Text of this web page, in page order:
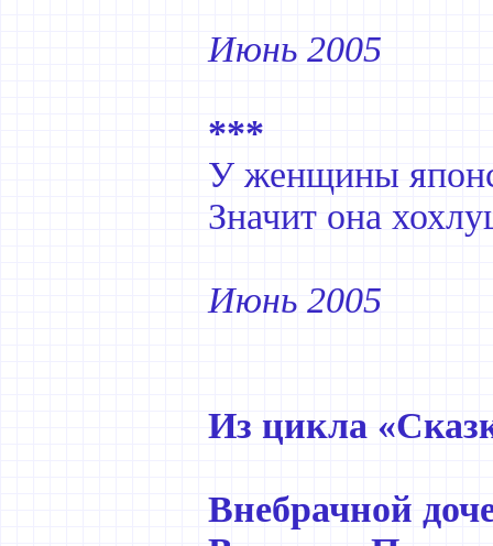
Июнь 2005
***
У женщины
Значит она
Июнь 2005
Из цикла
Внебрачной